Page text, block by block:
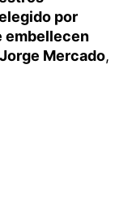
por
embellecen
Jorge Mercado,